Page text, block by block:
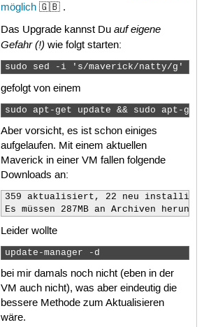
möglich🇬🇧 .
Das Upgrade kannst Du auf eigene
Gefahr (!) wie folgt starten:
sudo sed -i 's/maverick/natty/g' /
gefolgt von einem
sudo apt-get update && sudo apt-
Aber vorsicht, es ist schon einiges
aufgelaufen. Mit einem aktuellen
Maverick in einer VM fallen folgende
Downloads an:
359 aktualisiert, 22 neu
Es müssen 287MB an Archiven
Leider wollte
update-manager -d
bei mir damals noch nicht (eben in der
VM auch nicht), was aber eindeutig die
bessere Methode zum Aktualisieren
wäre.